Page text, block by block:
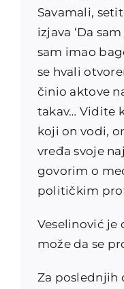
Savamali,
izjava ‘Da
sam imao
se hvali
činio aktove
takav… Vidite
koji on vodi,
vređa svoje
govorim o
političkim
Veselinović je
može da se
Za poslednjih